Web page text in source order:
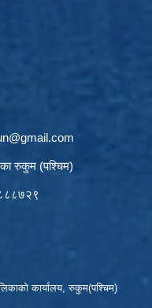
रुकुम (पश्चिम)
कार्यालय, रुकुम(पश्चिम)